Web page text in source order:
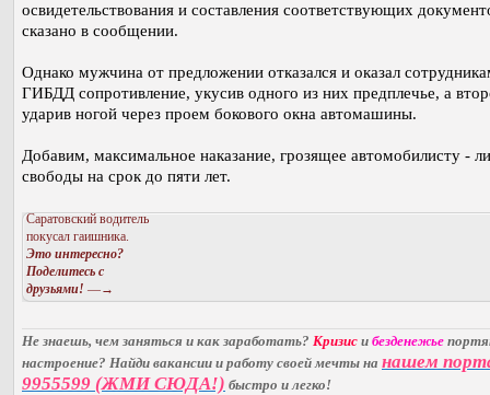
освидетельствования и составления соответствующих
сказано в сообщении.
Однако мужчина от предложении отказался и оказал
ГИБДД сопротивление, укусив одного из них предплечье, а
ударив ногой через проем бокового окна автомашины.
Добавим, максимальное наказание, грозящее автомобилисту -
свободы на срок до пяти лет.
Саратовский водитель
покусал гаишника.
Это интересно?
Поделитесь с
друзьями! —→
Не знаешь, чем заняться и как заработать? Кризис и безденежье
настроение? Найди вакансии и работу своей мечты на нашем
9955599 (ЖМИ СЮДА!) быстро и легко!